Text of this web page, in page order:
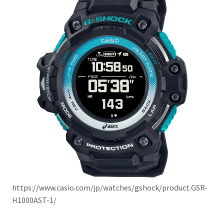
https://www.casio.com/jp/watches/gshock/product.GSR-
H1000AST-1/